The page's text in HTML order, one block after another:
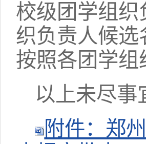
校级团学组
织负责人候
按照各团学
以上未尽事
附件：郑